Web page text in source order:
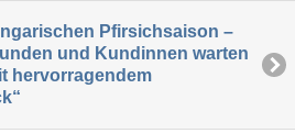
Pfirsichsaison –
und Kundinnen warten
hervorragendem